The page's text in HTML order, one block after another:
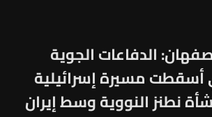
الدفاعات الجوية
أسقطت مسيرة إسرائيلية
نطنز النووية وسط إيران